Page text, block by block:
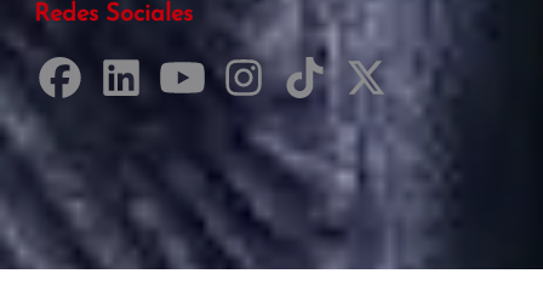
Redes Sociales
Desarrollado por Just Quality